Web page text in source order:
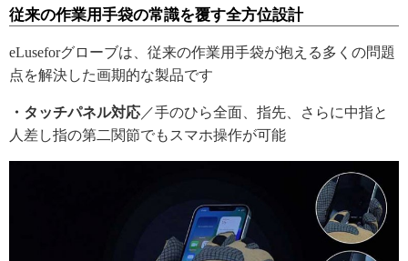
従来の作業用手袋の常識を覆す全方位設計
eLuseforグローブは、従来の作業用手袋が抱える多くの問題
点を解決した画期的な製品です
・タッチパネル対応 ／手のひら全面、指先、さらに中指と
人差し指の第二関節でもスマホ操作が可能